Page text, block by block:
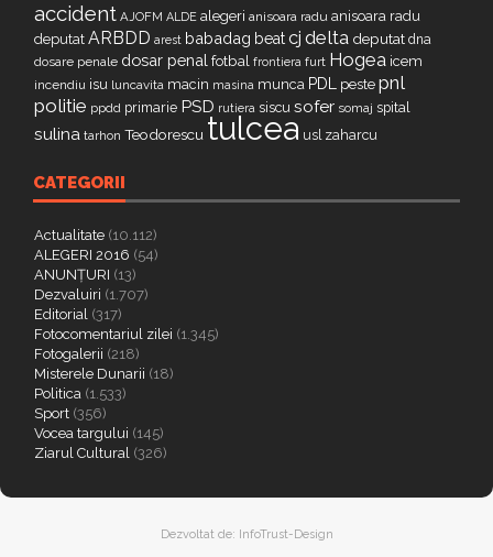
accident AJOFM ALDE alegeri anisoara radu anisoara radu
deputat ARBDD arest babadag beatcj delta deputat dna
dosare penale dosar penal fotbal frontiera furt Hogea icem
incendiu isu luncavita macin masina munca PDL peste pnl
politie ppdd primarie PSD rutiera siscu sofer somaj spital
sulina tarhon Teodorescu tulcea usl zaharcu
CATEGORII
Actualitate (10.112)
ALEGERI 2016 (54)
ANUNȚURI (13)
Dezvaluiri (1.707)
Editorial (317)
Fotocomentariul zilei (1.345)
Fotogalerii (218)
Misterele Dunarii (18)
Politica (1.533)
Sport (356)
Vocea targului (145)
Ziarul Cultural (326)
Dezvoltat de: InfoTrust-Design